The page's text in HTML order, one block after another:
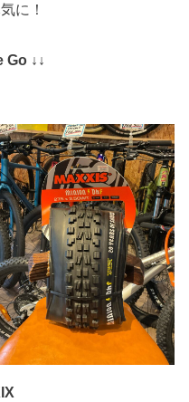
に！
Go ↓↓